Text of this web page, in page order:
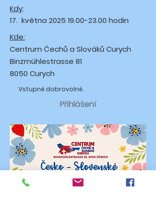
Kdy:
17. května 2025 19.00-23.00 hodin
Kde:
Centrum Čechů a Slováků Curych
Binzmühlestrasse 81
8050 Curych
Vstupné dobrovolné.
Přihlášení